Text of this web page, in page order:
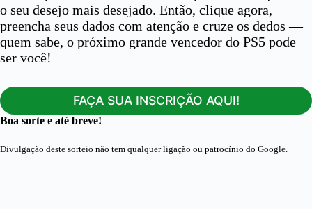
o seu desejo mais desejado. Então, clique agora,
preencha seus dados com atenção e cruze os dedos —
quem sabe, o próximo grande vencedor do PS5 pode
ser você!
FAÇA SUA INSCRIÇÃO AQUI!
Boa sorte e até breve!
Divulgação deste sorteio não tem qualquer ligação ou patrocínio do Google.